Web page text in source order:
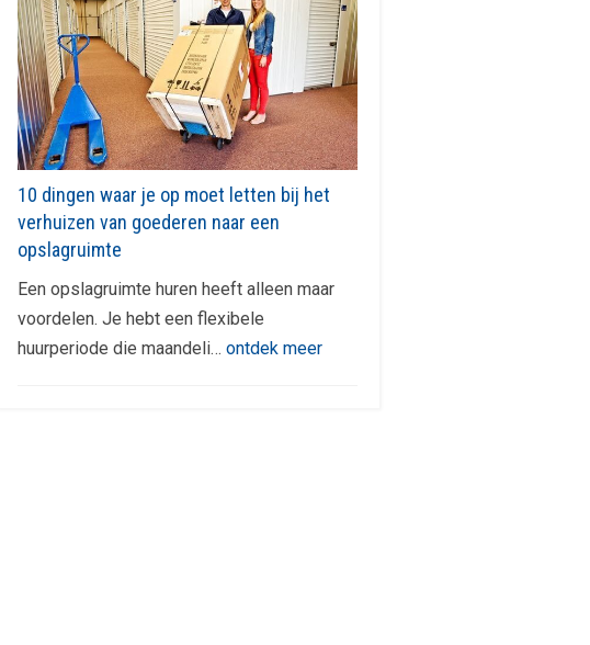
10 dingen waar je op moet letten bij het
verhuizen van goederen naar een
opslagruimte
Een opslagruimte huren heeft alleen maar
voordelen. Je hebt een flexibele
huurperiode die maandeli… ontdek meer